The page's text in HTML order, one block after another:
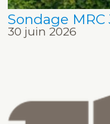
Sondage
30 juin 2026